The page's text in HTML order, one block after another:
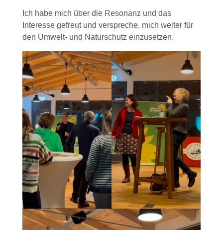
Ich habe mich über die Resonanz und das
Interesse gefreut und verspreche, mich weiter für
den Umwelt- und Naturschutz einzusetzen.